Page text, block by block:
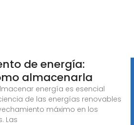
de energía:
almacenarla
energía es esencial
de las energías renovables
máximo en los
Las